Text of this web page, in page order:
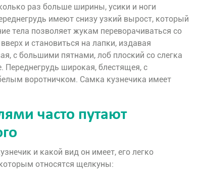
раз больше ширины, усики и ноги
имеют снизу узкий вырост, который
тела позволяет жукам переворачиваться со
и становиться на лапки, издавая
с большими пятнами, лоб плоский со слегка
Переднегрудь широкая, блестящея, с
воротничком. Самка кузнечика имеет
часто путают
и какой вид он имеет, его легко
относятся щелкуны: